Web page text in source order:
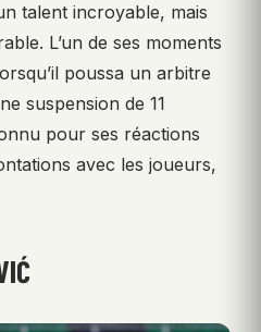
talent incroyable, mais
L’un de ses moments
poussa un arbitre
suspension de 11
pour ses réactions
avec les joueurs,